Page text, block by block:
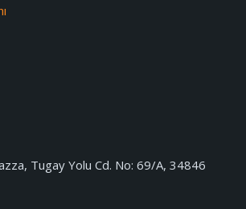
Tugay Yolu Cd. No: 69/A, 34846